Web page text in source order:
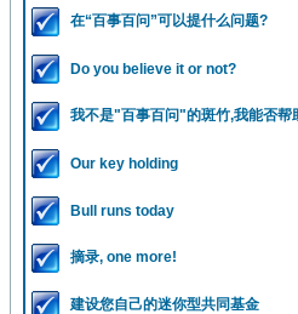
在“百事百问”可以提什么问题?
Do you believe it or not?
我不是"百事百问"的斑竹,我能否帮
Our key holding
Bull runs today
摘录, one more!
建设您自己的迷你型共同基金